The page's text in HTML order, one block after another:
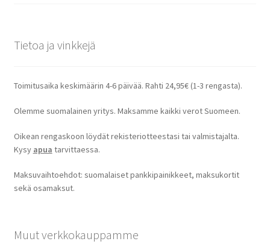
Tietoa ja vinkkejä
Toimitusaika keskimäärin 4-6 päivää. Rahti 24,95€ (1-3 rengasta).
Olemme suomalainen yritys. Maksamme kaikki verot Suomeen.
Oikean rengaskoon löydät rekisteriotteestasi tai valmistajalta.
Kysy apua tarvittaessa.
Maksuvaihtoehdot: suomalaiset pankkipainikkeet, maksukortit
sekä osamaksut.
Muut verkkokauppamme